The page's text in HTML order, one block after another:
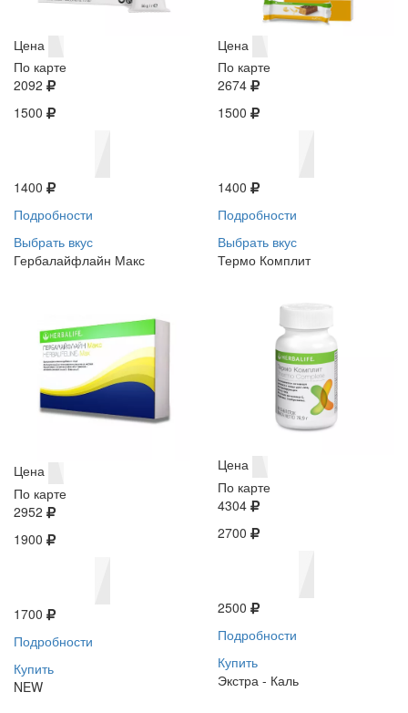
Цена
По карте
2092
1500
1400
Подробности
Выбрать вкус
Цена
По карте
2674
1500
1400
Подробности
Выбрать вкус
Гербалайфлайн Макс
Цена
По карте
2952
1900
1700
Подробности
Купить
NEW
Термо Комплит
Цена
По карте
4304
2700
2500
Подробности
Купить
Экстра - Каль